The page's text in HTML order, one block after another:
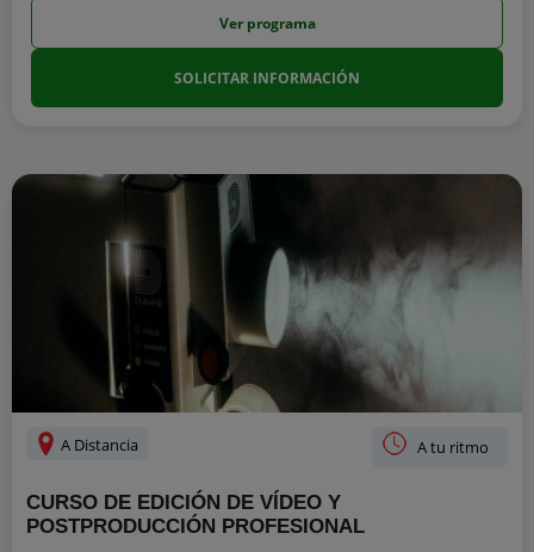
Ver programa
SOLICITAR INFORMACIÓN
A Distancia A tu ritmo
CURSO DE EDICIÓN DE VÍDEO Y
POSTPRODUCCIÓN PROFESIONAL